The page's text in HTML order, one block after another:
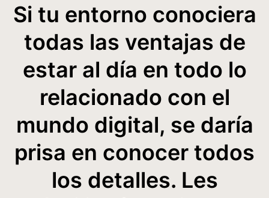
Si tu entorno conociera
todas las ventajas de
estar al día en todo lo
relacionado con el
mundo digital, se daría
prisa en conocer todos
los detalles. Les